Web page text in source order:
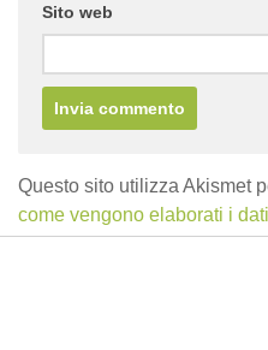
Sito web
Questo sito utilizza Akismet
come vengono elaborati i